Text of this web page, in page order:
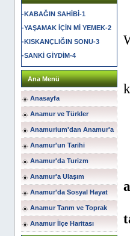
-KABAĞIN SAHİBİ-1
-YAŞAMAK İÇİN Mİ YEMEK-2
-KISKANÇLIĞIN SONU-3
-SANKİ GİYDİM-4
Ana Menü
Anasayfa
Anamur ve Türkler
Anamurium'dan Anamur'a
Anamur'un Tarihi
Anamur'da Turizm
Anamur'a Ulaşım
Anamur'da Sosyal Hayat
Anamur Tarım ve Toprak
Anamur İlçe Haritası